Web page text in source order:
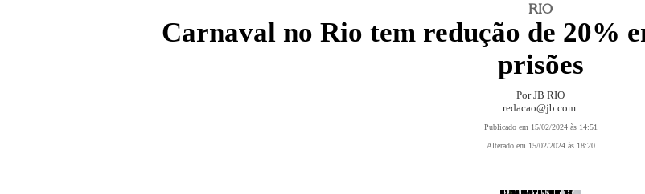
RIO
Carnaval no Rio tem redução de 20%
prisões
Por JB RIO
redacao@jb.com
Publicado em 15/02/2024 às 14:51
Alterado em 15/02/2024 às 18:20